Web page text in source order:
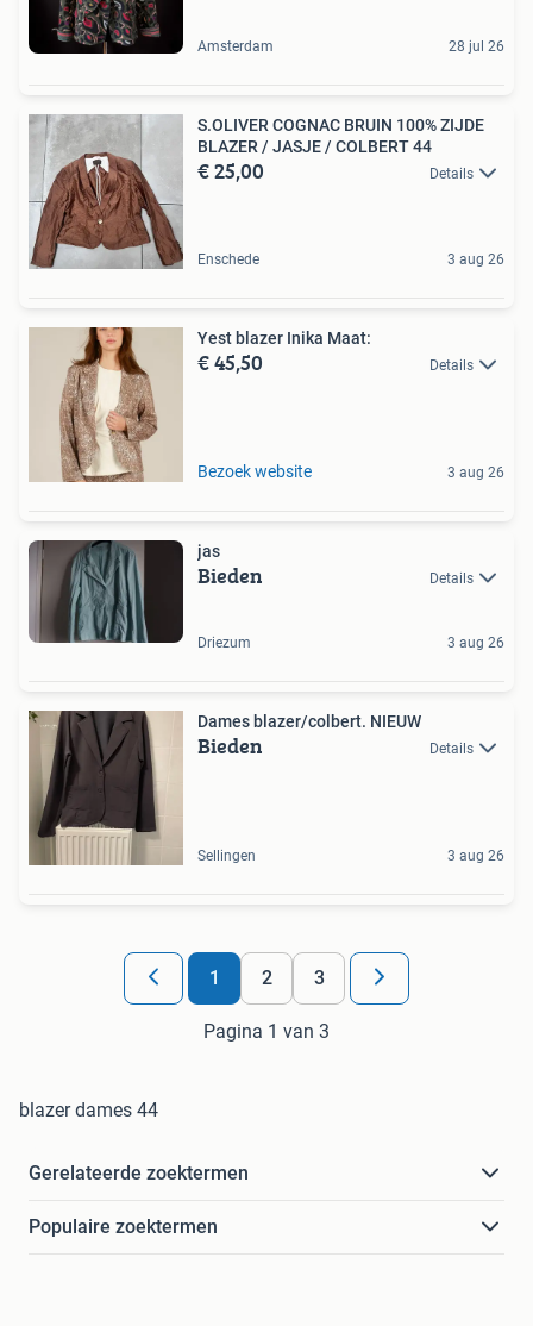
Amsterdam 28 jul 26
S.OLIVER COGNAC BRUIN 100% ZIJDE
BLAZER / JASJE / COLBERT 44
€ 25,00 Details
Enschede 3 aug 26
Yest blazer Inika Maat:
€ 45,50 Details
Bezoek website 3 aug 26
jas
Bieden Details
Driezum 3 aug 26
Dames blazer/colbert. NIEUW
Bieden Details
Sellingen 3 aug 26
1 2 3
Pagina 1 van 3
blazer dames 44
Gerelateerde zoektermen
Populaire zoektermen